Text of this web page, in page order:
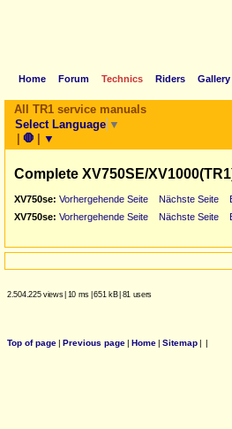
Home Forum Technics Riders Gallery
All TR1 service manuals
Select Language ▼
| 🛑 | ▼
Complete XV750SE/
XV750se: Vorhergehende Seite Nächste Seite
XV750se: Vorhergehende Seite Nächste Seite
2.504.225 views| 10 ms |651 kB| 81 users
Top of page| Previous page| Home| Sitemap| |